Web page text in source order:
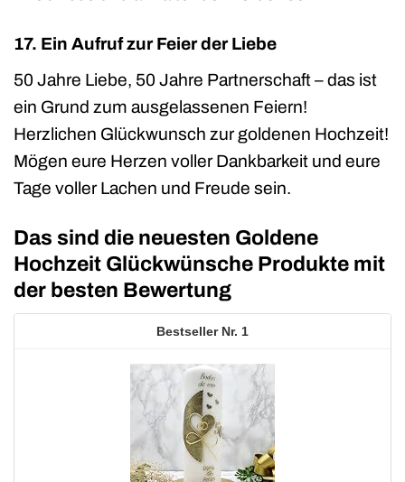
17. Ein Aufruf zur Feier der Liebe
50 Jahre Liebe, 50 Jahre Partnerschaft – das ist
ein Grund zum ausgelassenen Feiern!
Herzlichen Glückwunsch zur goldenen Hochzeit!
Mögen eure Herzen voller Dankbarkeit und eure
Tage voller Lachen und Freude sein.
Das sind die neuesten Goldene
Hochzeit Glückwünsche Produkte mit
der besten Bewertung
1